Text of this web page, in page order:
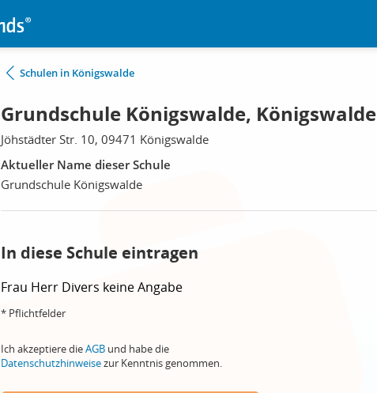
Schulen in Königswalde
Grundschule Königswalde, Königswalde
Jöhstädter Str. 10, 09471 Königswalde
Aktueller Name dieser Schule
Grundschule Königswalde
In diese Schule eintragen
Frau Herr Divers keine Angabe
* Pflichtfelder
Ich akzeptiere dieAGB und habe die
Datenschutzhinweisezur Kenntnis genommen.